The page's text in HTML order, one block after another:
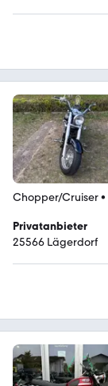
Chopper/Cruiser•
Privatanbieter
25566 Lägerdorf